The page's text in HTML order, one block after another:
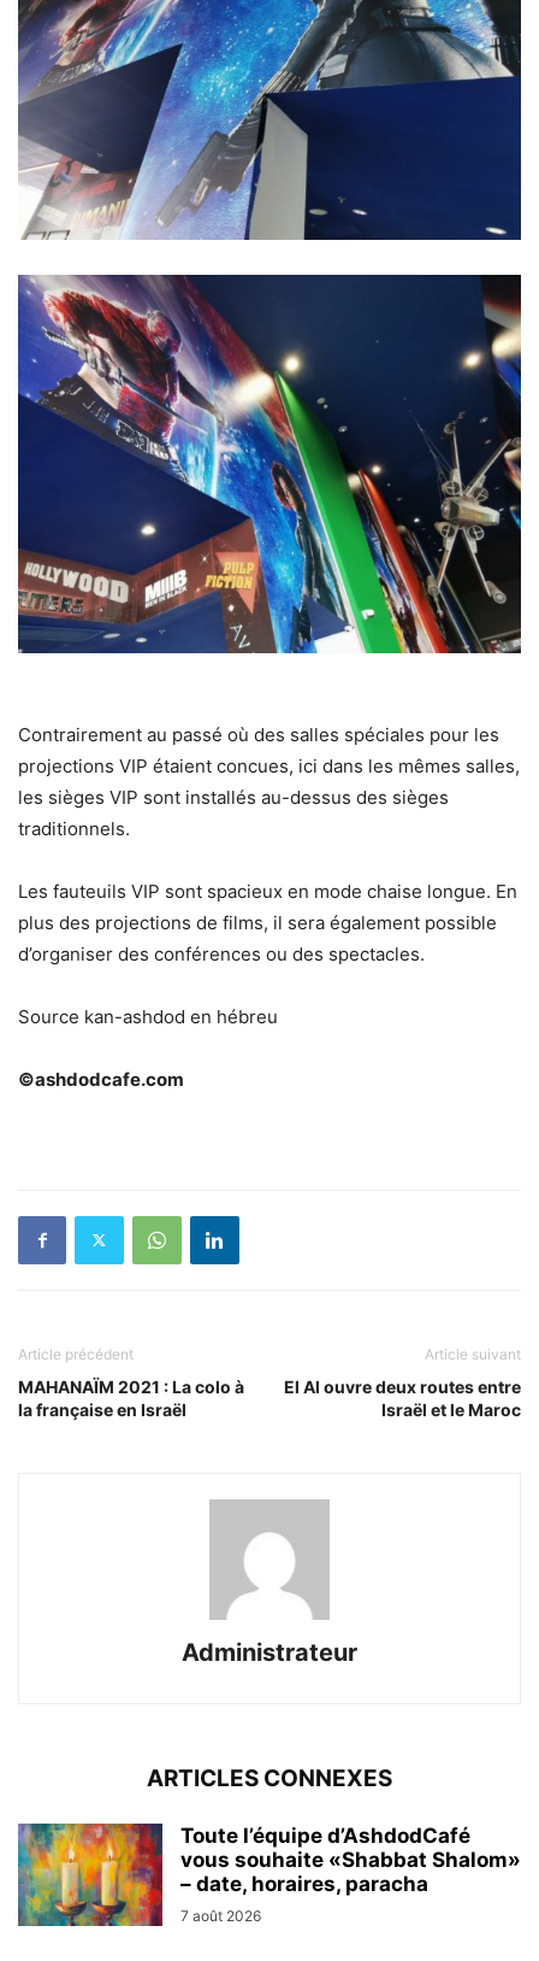
Contrairement au passé où des salles spéciales pour les
projections VIP étaient concues, ici dans les mêmes salles,
les sièges VIP sont installés au-dessus des sièges
traditionnels.
Les fauteuils VIP sont spacieux en mode chaise longue. En
plus des projections de films, il sera également possible
d’organiser des conférences ou des spectacles.
Source kan-ashdod en hébreu
©ashdodcafe.com
Article précédent
MAHANAÏM 2021 : La colo à
la française en Israël
Article suivant
El Al ouvre deux routes entre
Israël et le Maroc
Administrateur
ARTICLES CONNEXES
Toute l’équipe d’AshdodCafé
vous souhaite «Shabbat Shalom»
– date, horaires, paracha
7 août 2026